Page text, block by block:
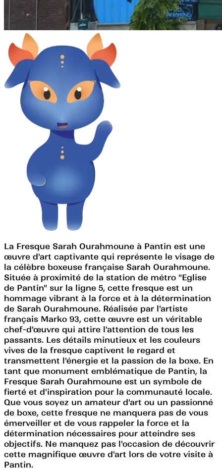
La Fresque Sarah Ourahmoune à Pantin est une
œuvre d'art captivante qui représente le visage de
la célèbre boxeuse française Sarah Ourahmoune.
Située à proximité de la station de métro "Eglise
de Pantin" sur la ligne 5, cette fresque est un
hommage vibrant à la force et à la détermination
de Sarah Ourahmoune. Réalisée par l'artiste
français Marko 93, cette œuvre est un véritable
chef-d'œuvre qui attire l'attention de tous les
passants. Les détails minutieux et les couleurs
vives de la fresque captivent le regard et
transmettent l'énergie et la passion de la boxe. En
tant que monument emblématique de Pantin, la
Fresque Sarah Ourahmoune est un symbole de
fierté et d'inspiration pour la communauté locale.
Que vous soyez un amateur d'art ou un passionné
de boxe, cette fresque ne manquera pas de vous
émerveiller et de vous rappeler la force et la
détermination nécessaires pour atteindre ses
objectifs. Ne manquez pas l'occasion de découvrir
cette magnifique œuvre d'art lors de votre visite à
Pantin.